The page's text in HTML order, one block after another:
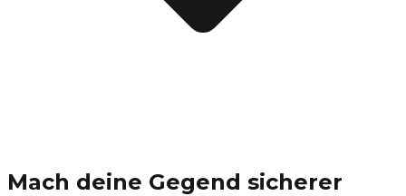
Mach deine Gegend sicherer